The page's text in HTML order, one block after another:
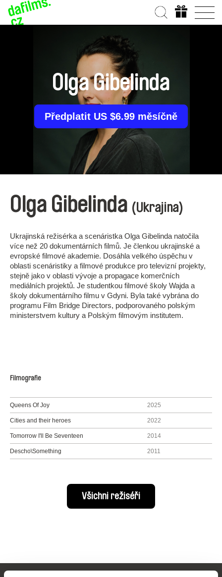
Olga Gibelinda
Předplatit US $6.99 měsíčně
Olga Gibelinda (Ukrajina)
Ukrajinská režisérka a scenáristka Olga Gibelinda natočila
více než 20 dokumentárních filmů. Je členkou ukrajinské a
evropské filmové akademie. Dosáhla velkého úspěchu v
oblasti scenáristiky a filmové produkce pro televizní projekty,
stejně jako v oblasti vývoje a propagace komerčních
mediálních projektů. Je studentkou filmové školy Wajda a
školy dokumentárního filmu v Gdyni. Byla také vybrána do
programu Film Bridge Directors, podporovaného polským
ministerstvem kultury a Polským filmovým institutem.
Filmografie
Queens Of Joy 2025
Cities and their heroes 2022
Tomorrow I'll Be Seventeen 2014
Descho\Something 2011
Všichni režiséři